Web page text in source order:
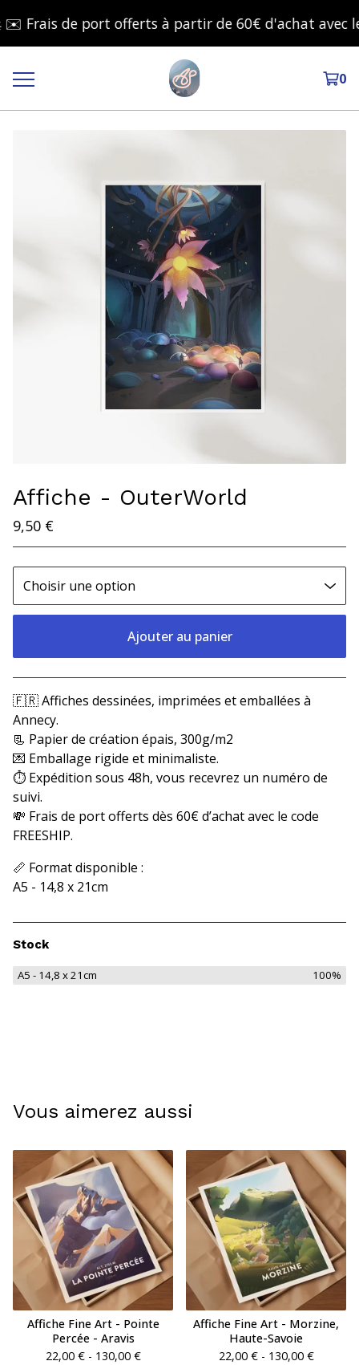
de port offerts à partir de 60€ d'achat avec le
0
Affiche - OuterWorld
9,50 €
Ajouter au panier
Voir le panier
🇫🇷 Affiches dessinées, imprimées et emballées à
Annecy.
📃 Papier de création épais, 300g/m2
💌 Emballage rigide et minimaliste.
⏱️ Expédition sous 48h, vous recevrez un numéro de
suivi.
💸 Frais de port offerts dès 60€ d’achat avec le code
FREESHIP.
📏 Format disponible :
A5 - 14,8 x 21cm
Stock
A5 - 14,8 x 21cm 100%
Vous aimerez aussi
Affiche Fine Art - Pointe
Percée - Aravis
22,00 €- 130,00 €
Affiche Fine Art - Morzine,
Haute-Savoie
22,00 €- 130,00 €